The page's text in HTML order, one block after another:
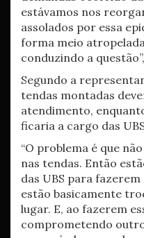
estávamos nos
assolados por essa
forma meio
conduzindo a
Segundo a
tendas montadas
atendimento,
ficaria a cargo das
“O problema é que
nas tendas. Então
das UBS para
estão basicamente
lugar. E, ao fazerem
comprometendo